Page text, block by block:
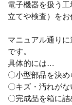
電子機器を扱う
立てや検査）をお
マニュアル通り
です。
具体的には…
〇小型部品を決
〇キズ・汚れが
〇完成品を箱に